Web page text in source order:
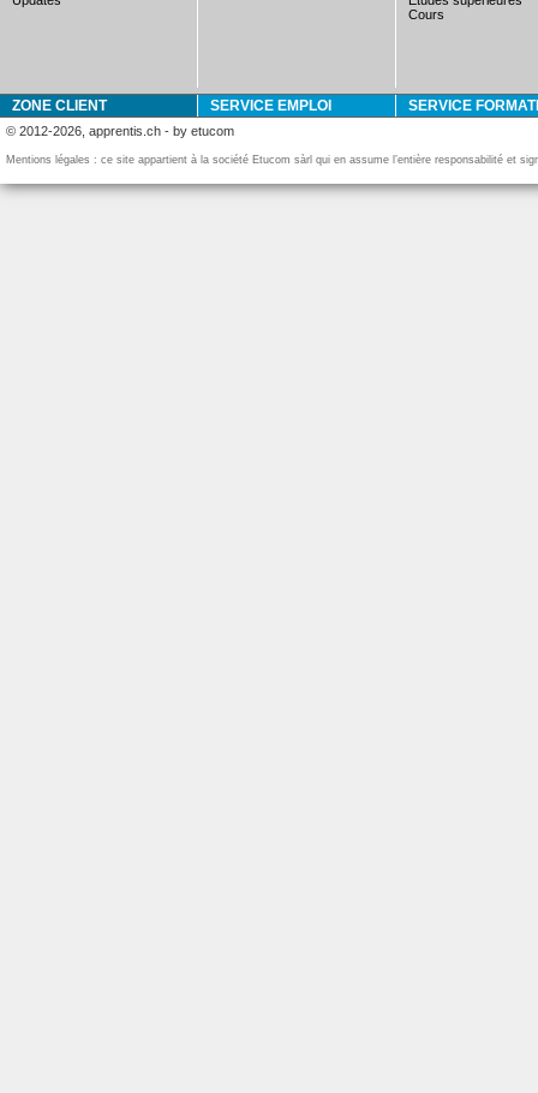
cours
ZONE CLIENT SERVICE EMPLOI SERVICE
© 2012-2026, apprentis.ch - by etucom
Mentions légales : ce site appartient à la société Etucom sàrl qui en assume l’entière responsabilité et